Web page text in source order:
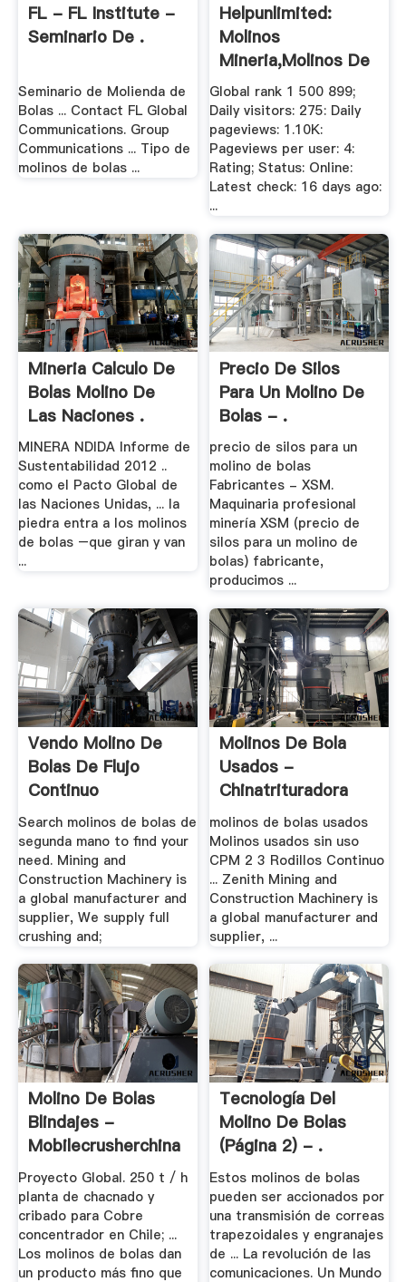
FL - FL Institute -
Seminario De .
Seminario de Molienda de
Bolas ... Contact FL Global
Communications. Group
Communications ... Tipo de
molinos de bolas ...
Helpunlimited:
Molinos
Mineria,molinos De
.
Global rank 1 500 899;
Daily visitors: 275: Daily
pageviews: 1.10K:
Pageviews per user: 4:
Rating; Status: Online:
Latest check: 16 days ago:
...
Mineria Calculo De
Bolas Molino De
Las Naciones .
MINERA NDIDA Informe de
Sustentabilidad 2012 ..
como el Pacto Global de
las Naciones Unidas, ... la
piedra entra a los molinos
de bolas –que giran y van
...
Precio De Silos
Para Un Molino De
Bolas - .
precio de silos para un
molino de bolas
Fabricantes - XSM.
Maquinaria profesional
minería XSM (precio de
silos para un molino de
bolas) fabricante,
producimos ...
Vendo Molino De
Bolas De Flujo
Continuo
Search molinos de bolas de
segunda mano to find your
need. Mining and
Construction Machinery is
a global manufacturer and
supplier, We supply full
crushing and;
Molinos De Bola
Usados -
Chinatrituradora
molinos de bolas usados
Molinos usados sin uso
CPM 2 3 Rodillos Continuo
... Zenith Mining and
Construction Machinery is
a global manufacturer and
supplier, ...
Molino De Bolas
Blindajes -
Mobilecrusherchina
Proyecto Global. 250 t / h
planta de chacnado y
cribado para Cobre
concentrador en Chile; ...
Los molinos de bolas dan
un producto más fino que
Tecnología Del
Molino De Bolas
(página 2) - .
Estos molinos de bolas
pueden ser accionados por
una transmisión de correas
trapezoidales y engranajes
de ... La revolución de las
comunicaciones. Un Mundo